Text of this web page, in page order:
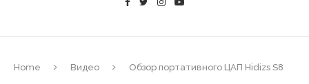
Home Видео Обзор портативного ЦАП Hidizs S8